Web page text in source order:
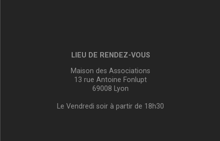
LIEU DE RENDEZ-VOUS
Maison des Associations
13 rue Antoine Fonlupt
69008 Lyon
Le Vendredi soir à partir de 18h30